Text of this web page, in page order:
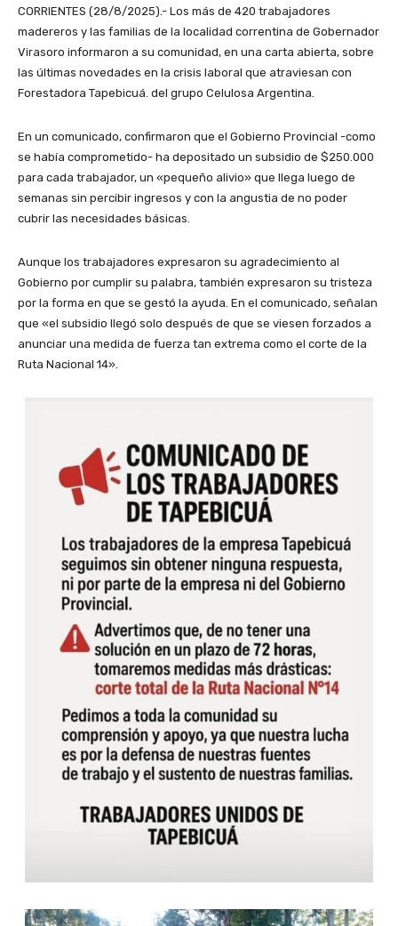
CORRIENTES (28/8/2025).- Los más de 420 trabajadores
madereros y las familias de la localidad correntina de Gobernador
Virasoro informaron a su comunidad, en una carta abierta, sobre
las últimas novedades en la crisis laboral que atraviesan con
Forestadora Tapebicuá. del grupo Celulosa Argentina.
En un comunicado, confirmaron que el Gobierno Provincial -como
se había comprometido- ha depositado un subsidio de $250.000
para cada trabajador, un «pequeño alivio» que llega luego de
semanas sin percibir ingresos y con la angustia de no poder
cubrir las necesidades básicas.
Aunque los trabajadores expresaron su agradecimiento al
Gobierno por cumplir su palabra, también expresaron su tristeza
por la forma en que se gestó la ayuda. En el comunicado, señalan
que «el subsidio llegó solo después de que se viesen forzados a
anunciar una medida de fuerza tan extrema como el corte de la
Ruta Nacional 14».